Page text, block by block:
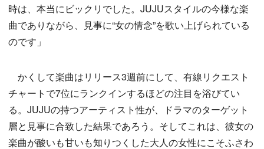
時は、本当にビックリでした。JUJUスタイルの今様な楽
曲でありながら、見事に“女の情念”を歌い上げられている
のです」
かくして楽曲はリリース3週前にして、有線リクエスト
チャートで7位にランクインするほどの注目を浴びてい
る。JUJUの持つアーティスト性が、ドラマのターゲット
層と見事に合致した結果であろう。そしてこれは、彼女の
楽曲が酸いも甘いも知りつくした大人の女性にこそふさわ